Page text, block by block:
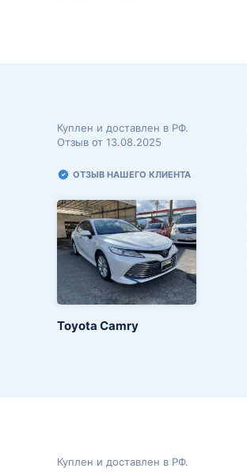
Куплен и доставлен в РФ.
Отзыв от 13.08.2025
ОТЗЫВ НАШЕГО КЛИЕНТА
Toyota Camry
Куплен и доставлен в РФ.